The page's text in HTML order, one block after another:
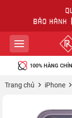
100% HÀNG
Trang chủ iPhone